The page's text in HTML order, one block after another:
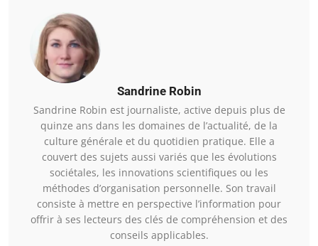
Sandrine Robin
Sandrine Robin est journaliste, active depuis plus de
quinze ans dans les domaines de l’actualité, de la
culture générale et du quotidien pratique. Elle a
couvert des sujets aussi variés que les évolutions
sociétales, les innovations scientifiques ou les
méthodes d’organisation personnelle. Son travail
consiste à mettre en perspective l’information pour
offrir à ses lecteurs des clés de compréhension et des
conseils applicables.